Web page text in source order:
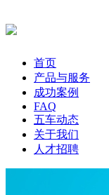
首页
产品与服务
成功案例
FAQ
五车动态
关于我们
人才招聘